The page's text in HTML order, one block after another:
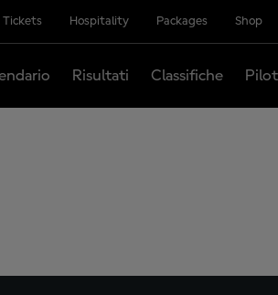
Tickets Hospitality Packages Shop
Risultati Classifiche